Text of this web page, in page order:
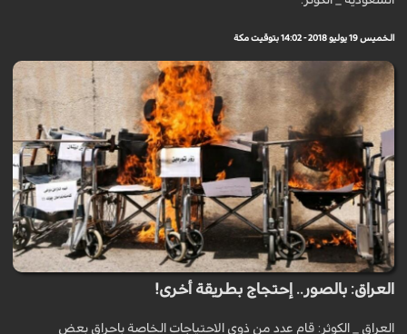
الخميس 19 يوليو 2018 - 14:02 بتوقيت مكة
العراق: بالصور.. إحتجاج بطريقة أخرى!
العراق _ الكوثر: قام عدد من ذوي الاحتياجات الخاصة باحراق بعض